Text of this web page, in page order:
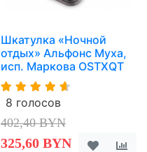
Шкатулка «Ночной
отдых» Альфонс Муха,
исп. Маркова OSTXQT
8 голосов
402,40 BYN
325,60 BYN